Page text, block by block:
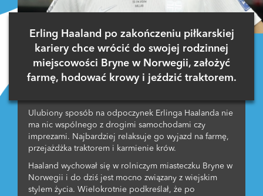
Erling Haaland po zakończeniu piłkarskiej
kariery chce wrócić do swojej rodzinnej
miejscowości Bryne w Norwegii, założyć
farmę, hodować krowy i jeździć traktorem.
Ulubiony sposób na odpoczynek Erlinga Haalanda nie
ma nic wspólnego z drogimi samochodami czy
imprezami. Najbardziej relaksuje go wyjazd na farmę,
przejażdżka traktorem i karmienie krów.
Haaland wychował się w rolniczym miasteczku Bryne w
Norwegii i do dziś jest mocno związany z wiejskim
stylem życia. Wielokrotnie podkreślał, że po